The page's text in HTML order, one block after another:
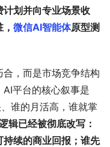
计划并向专业场景收
微信AI智能体原型测
，而是市场竞争结构
平台的核心叙事是
谁的月活高，谁就掌
辑已经被彻底改写：
续的商业回报；谁先